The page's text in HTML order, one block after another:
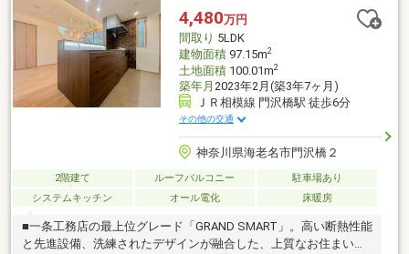
る)◆周辺環境◆・セブンイレブン海老名門沢橋店まで徒歩2分・
海老名市立門沢橋小学校まで徒歩8分・クリエイトS・D新えびな
中野店まで徒歩14分
4,480万円
間取り 5LDK
建物面積97.15m2
土地面積100.01m2
築年月 2023年2月(築3年7ヶ月)
ＪＲ相模線 門沢橋駅 徒歩6分
その他の交通
神奈川県海老名市門沢橋２
2階建て ルーフバルコニー
駐車場あり
システムキッチン
オール電化 床暖房
■一条工務店の最上位グレード「GRAND SMART」。高い断熱性能
と先進設備、洗練されたデザインが融合した、上質なお住まいで